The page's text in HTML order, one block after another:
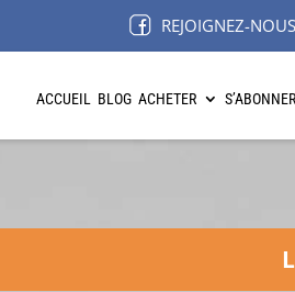
REJOIGNEZ-
ACCUEIL BLOG ACHETER S’ABONNER